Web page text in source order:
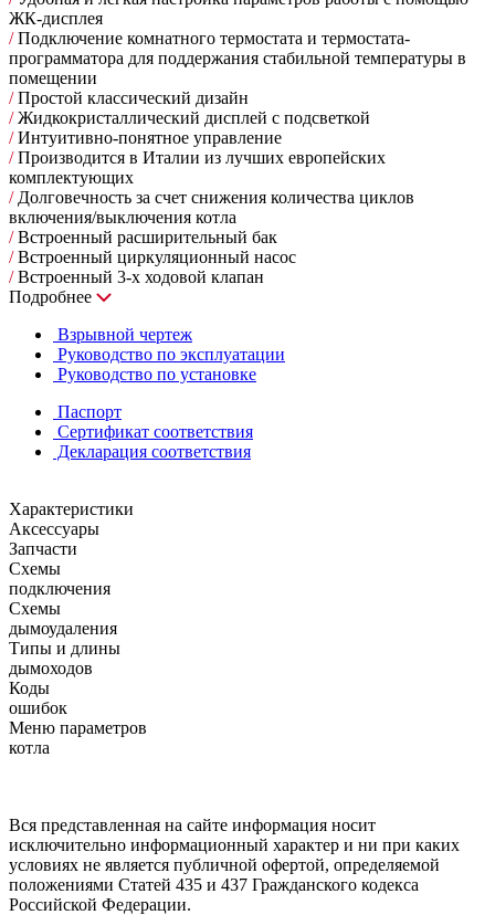
ЖК-дисплея
/Подключение комнатного термостата и термостата-
программатора для поддержания стабильной температуры в
помещении
/Простой классический дизайн
/Жидкокристаллический дисплей с подсветкой
/Интуитивно-понятное управление
/Производится в Италии из лучших европейских
комплектующих
/Долговечность за счет снижения количества циклов
включения/выключения котла
/Встроенный расширительный бак
/Встроенный циркуляционный насос
/Встроенный 3-х ходовой клапан
Подробнее
Взрывной чертеж
Руководство по эксплуатации
Руководство по установке
Паспорт
Сертификат соответствия
Декларация соответствия
Характеристики
Аксессуары
Запчасти
Схемы
подключения
Схемы
дымоудаления
Типы и длины
дымоходов
Коды
ошибок
Меню параметров
котла
Вся представленная на сайте информация носит
исключительно информационный характер и ни при каких
условиях не является публичной офертой, определяемой
положениями Статей 435 и 437 Гражданского кодекса
Российской Федерации.